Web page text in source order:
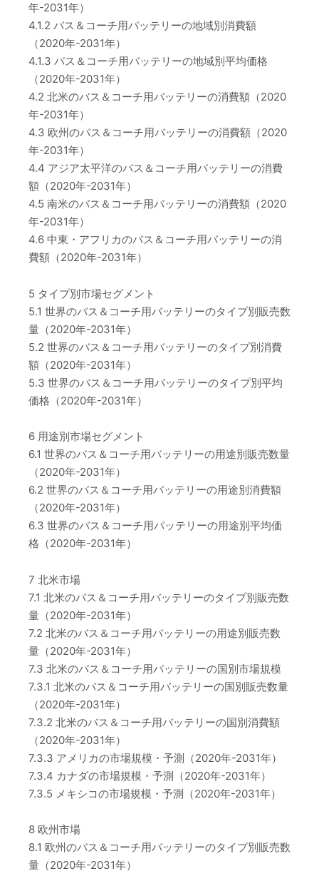
年-2031年）
4.1.2 バス＆コーチ用バッテリーの地域別消費額
（2020年-2031年）
4.1.3 バス＆コーチ用バッテリーの地域別平均価格
（2020年-2031年）
4.2 北米のバス＆コーチ用バッテリーの消費額（2020
年-2031年）
4.3 欧州のバス＆コーチ用バッテリーの消費額（2020
年-2031年）
4.4 アジア太平洋のバス＆コーチ用バッテリーの消費
額（2020年-2031年）
4.5 南米のバス＆コーチ用バッテリーの消費額（2020
年-2031年）
4.6 中東・アフリカのバス＆コーチ用バッテリーの消
費額（2020年-2031年）
5 タイプ別市場セグメント
5.1 世界のバス＆コーチ用バッテリーのタイプ別販売数
量（2020年-2031年）
5.2 世界のバス＆コーチ用バッテリーのタイプ別消費
額（2020年-2031年）
5.3 世界のバス＆コーチ用バッテリーのタイプ別平均
価格（2020年-2031年）
6 用途別市場セグメント
6.1 世界のバス＆コーチ用バッテリーの用途別販売数量
（2020年-2031年）
6.2 世界のバス＆コーチ用バッテリーの用途別消費額
（2020年-2031年）
6.3 世界のバス＆コーチ用バッテリーの用途別平均価
格（2020年-2031年）
7 北米市場
7.1 北米のバス＆コーチ用バッテリーのタイプ別販売数
量（2020年-2031年）
7.2 北米のバス＆コーチ用バッテリーの用途別販売数
量（2020年-2031年）
7.3 北米のバス＆コーチ用バッテリーの国別市場規模
7.3.1 北米のバス＆コーチ用バッテリーの国別販売数量
（2020年-2031年）
7.3.2 北米のバス＆コーチ用バッテリーの国別消費額
（2020年-2031年）
7.3.3 アメリカの市場規模・予測（2020年-2031年）
7.3.4 カナダの市場規模・予測（2020年-2031年）
7.3.5 メキシコの市場規模・予測（2020年-2031年）
8 欧州市場
8.1 欧州のバス＆コーチ用バッテリーのタイプ別販売数
量（2020年-2031年）